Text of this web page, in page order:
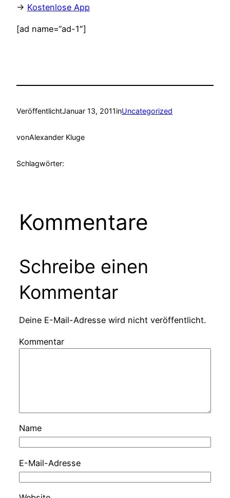
-> Kostenlose App
[ad name=“ad-1″]
VeröffentlichtJanuar 13, 2011inUncategorized
vonAlexander Kluge
Schlagwörter:
Kommentare
Schreibe einen
Kommentar
Deine E-Mail-Adresse wird nicht veröffentlicht.
Kommentar
Name
E-Mail-Adresse